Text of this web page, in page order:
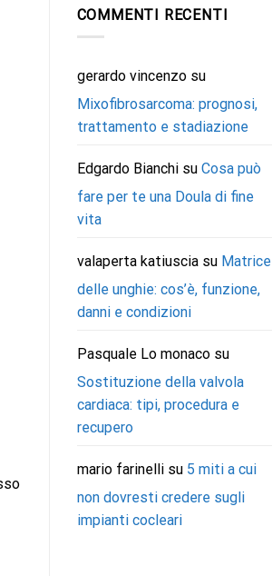
COMMENTI RECENTI
gerardo vincenzosu
Mixofibrosarcoma: prognosi,
trattamento e stadiazione
Edgardo Bianchisu Cosa può
fare per te una Doula di fine
vita
valaperta katiusciasu Matrice
delle unghie: cos’è, funzione,
danni e condizioni
Pasquale Lo monacosu
Sostituzione della valvola
cardiaca: tipi, procedura e
recupero
mario farinellisu 5 miti a cui
non dovresti credere sugli
impianti cocleari